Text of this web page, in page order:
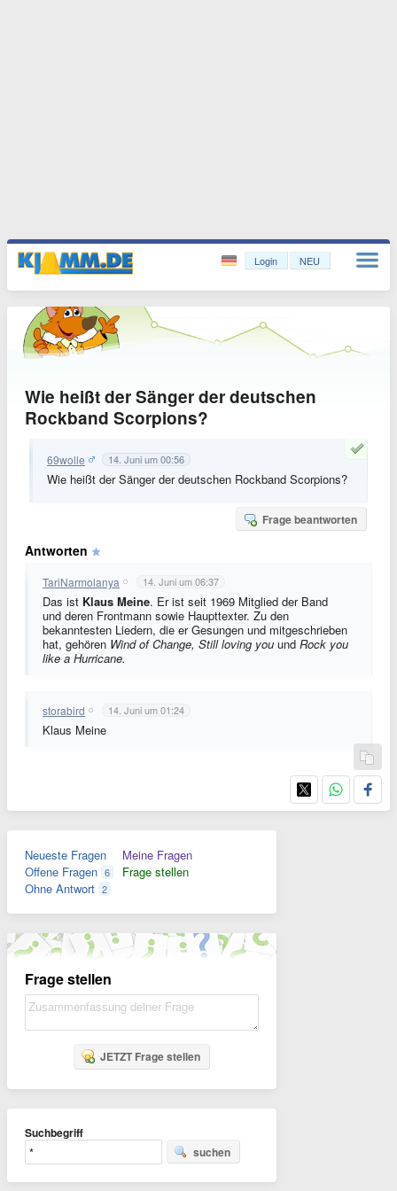
Login NEU
Wie heißt der Sänger der deutschen
Rockband Scorpions?
69wolle 14. Juni um 00:56
Wie heißt der Sänger der deutschen Rockband Scorpions?
Frage beantworten
Antworten
TariNarmolanya 14. Juni um 06:37
Das ist Klaus Meine. Er ist seit 1969 Mitglied der Band
und deren Frontmann sowie Haupttexter. Zu den
bekanntesten Liedern, die er Gesungen und mitgeschrieben
hat, gehören Wind of Change, Still loving you und Rock you
like a Hurricane.
storabird 14. Juni um 01:24
Klaus Meine
Neueste Fragen
Offene Fragen 6
Ohne Antwort 2
Meine Fragen
Frage stellen
Frage stellen
JETZT Frage stellen
Suchbegriff
suchen